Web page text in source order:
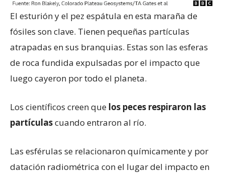
El esturión y el pez espátula en esta maraña de
fósiles son clave. Tienen pequeñas partículas
atrapadas en sus branquias. Estas son las esferas
de roca fundida expulsadas por el impacto que
luego cayeron por todo el planeta.
Los científicos creen que los peces respiraron las
partículascuando entraron al río.
Las esférulas se relacionaron químicamente y por
datación radiométrica con el lugar del impacto en